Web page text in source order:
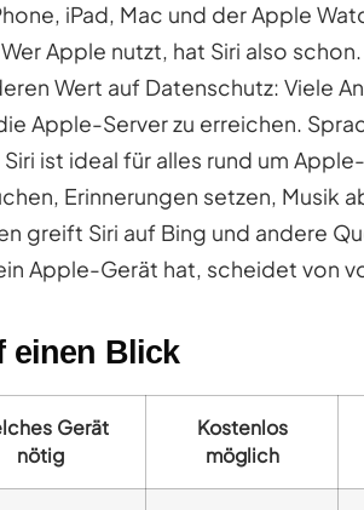
iPad, Mac und der Apple
Apple nutzt, hat Siri also
Wert auf Datenschutz: Viele
Apple-Server zu erreichen.
ist ideal für alles rund um
Erinnerungen setzen, Musik
greift Siri auf Bing und andere
Apple-Gerät hat, scheidet von
einen Blick
Gerät
nötig
Kostenlos
möglich